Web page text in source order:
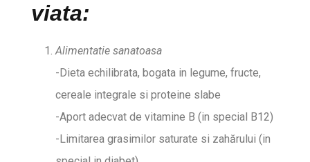
viata:
Alimentatie sanatoasa
-Dieta echilibrata, bogata in legume, fructe,
cereale integrale si proteine slabe
-Aport adecvat de vitamine B (in special B12)
-Limitarea grasimilor saturate si zahărului (in